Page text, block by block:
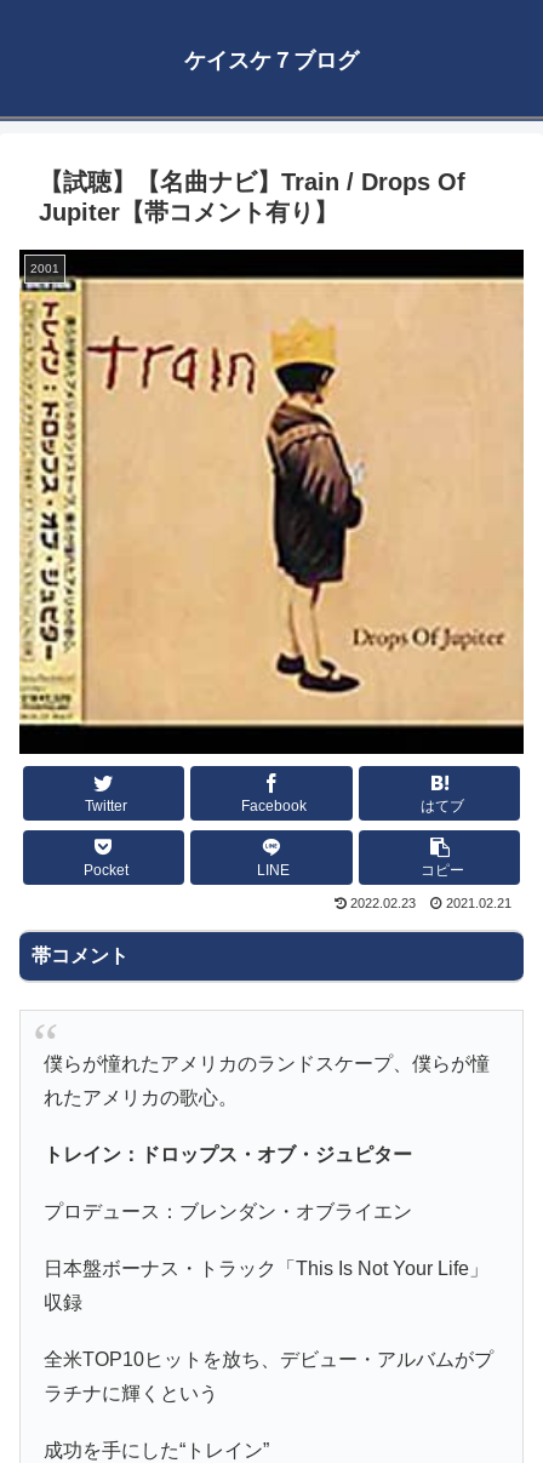
ケイスケ７ブログ
【試聴】【名曲ナビ】Train / Drops Of
Jupiter【帯コメント有り】
2001
Twitter Facebook はてブ
Pocket LINE コピー
2022.02.23 2021.02.21
帯コメント
僕らが憧れたアメリカのランドスケープ、僕らが憧
れたアメリカの歌心。
トレイン：ドロップス・オブ・ジュピター
プロデュース：ブレンダン・オブライエン
日本盤ボーナス・トラック「This Is Not Your Life」
収録
全米TOP10ヒットを放ち、デビュー・アルバムがプ
ラチナに輝くという
成功を手にした“トレイン”